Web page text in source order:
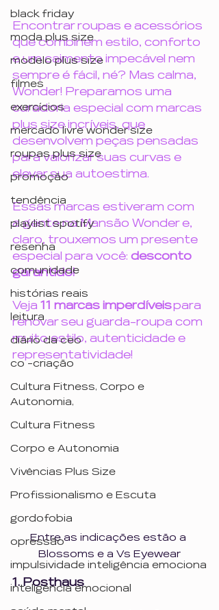
black friday
moda plus size
modelo plus size
filmes
exercícios
mercado livre wonder size
roupas plus size
promoção
tendência
playlist spotify
resenha
comunidade
histórias reais
leitura
diário da ceo
co -criação
Cultura Fitness, Corpo e
Autonomia,
Cultura Fitness
Corpo e Autonomia
Vivências Plus Size
Profissionalismo e Escuta
gordofobia
opressão
impulsividade inteligência emociona
inteligência emocional
Encontrar roupas e acessórios
que combinem estilo, conforto
e um caimento impecável nem
sempre é fácil, né? Mas calma,
Wonder! Preparamos uma
curadoria especial com marcas
plus size incríveis, que
desenvolvem peças pensadas
para valorizar suas curvas e
elevar sua autoestima.
Essas marcas estiveram com
a gente na Mansão Wonder e,
claro, trouxemos um presente
especial para você: desconto
garantido!
Veja 11 marcas imperdíveis para
renovar seu guarda-roupa com
muito estilo, autenticidade e
representatividade!
Entre as indicações estão a
Blossoms e a Vs Eyewear
1. Posthaus